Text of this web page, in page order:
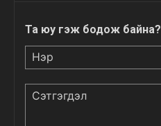
Та юу гэж бодож байна?